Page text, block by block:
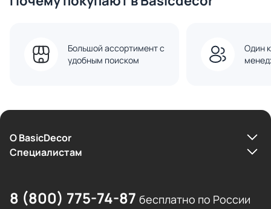
Большой ассортимент с
удобным поиском
Один
О BasicDecor
Cпециалистам
8 (800) 775-74-87 бесплатно по России